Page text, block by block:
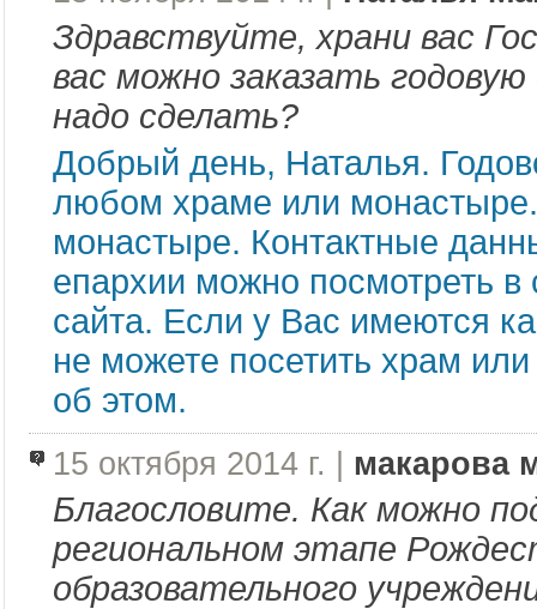
Здравствуйте, храни вас
вас можно заказать
надо сделать?
Добрый день, Наталья.
любом храме или
монастыре. Контактные
епархии можно посмотреть
сайта. Если у Вас имеются
не можете посетить храм
об этом.
15 октября 2014 г. | макарова
Благословите. Как можно
региональном этапе
образовательного